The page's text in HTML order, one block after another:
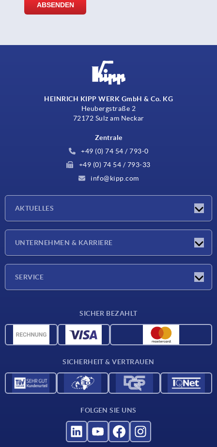
HEINRICH KIPP WERK GmbH & Co. KG
Heubergstraße 2
72172 Sulz am Neckar
Zentrale
+49 (0) 74 54 / 793-0
+49 (0) 74 54 / 793-33
info@kipp.com
AKTUELLES
Presseberichte
UNTERNEHMEN & KARRIERE
SERVICE
Werkstoffübersicht
SICHER BEZAHLT
SICHERHEIT & VERTRAUEN
FOLGEN SIE UNS